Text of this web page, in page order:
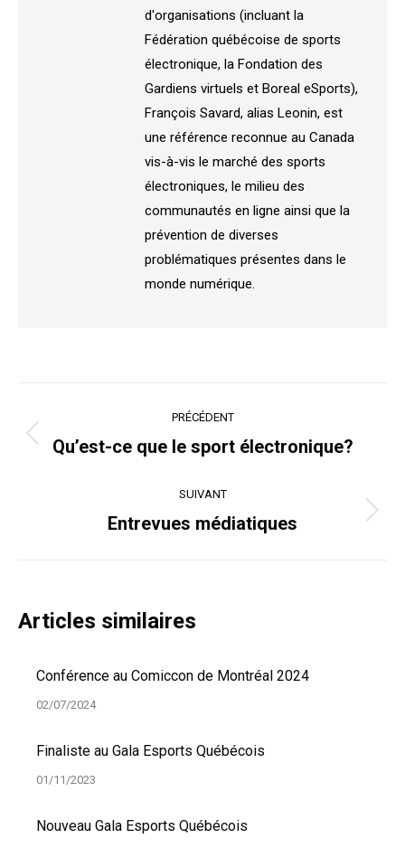
d'organisations (incluant la
Fédération québécoise de sports
électronique, la Fondation des
Gardiens virtuels et Boreal eSports),
François Savard, alias Leonin, est
une référence reconnue au Canada
vis-à-vis le marché des sports
électroniques, le milieu des
communautés en ligne ainsi que la
prévention de diverses
problématiques présentes dans le
monde numérique.
article
PRÉCÉDENT
Article
:
Qu’est-ce que le sport électronique?
SUIVANT
Article
Entrevues médiatiques
Articles similaires
Conférence au Comiccon de Montréal 2024
02/07/2024
Finaliste au Gala Esports Québécois
01/11/2023
Nouveau Gala Esports Québécois